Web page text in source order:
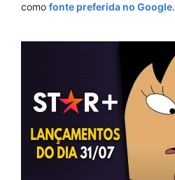
como fonte preferida no Google.